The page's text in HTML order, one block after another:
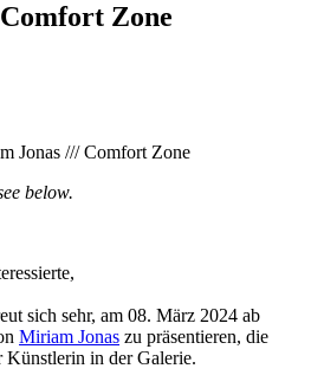
Zone
below.
sich sehr, am 08. März 2024 ab
Miriam Jonas zu präsentieren, die
Künstlerin in der Galerie.